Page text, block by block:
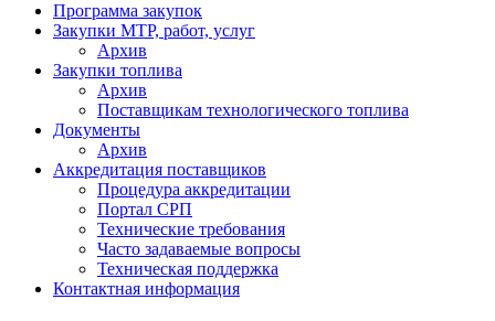
Программа закупок
Закупки МТР, работ, услуг
Архив
Закупки топлива
Архив
Поставщикам технологического топлива
Документы
Архив
Аккредитация поставщиков
Процедура аккредитации
Портал СРП
Технические требования
Часто задаваемые вопросы
Техническая поддержка
Контактная информация